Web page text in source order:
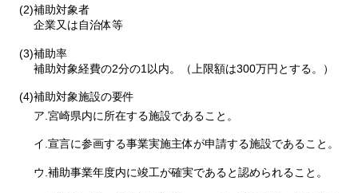
(2)補助対象者
企業又は自治体等
(3)補助率
補助対象経費の2分の1以内。（上限額は300万円とする。）
(4)補助対象施設の要件
ア.宮崎県内に所在する施設であること。
イ.宣言に参画する事業実施主体が申請する施設であること。
ウ.補助事業年度内に竣工が確実であると認められること。